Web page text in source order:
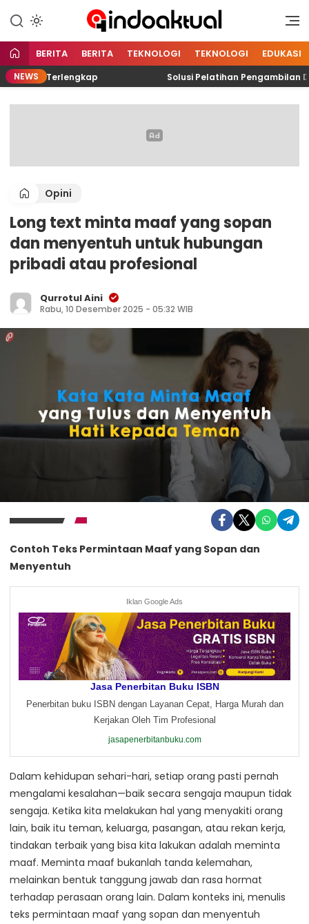
Indoaktual
Indonesia Aktual
BERITA BERITA TEKNOLOGI TEKNOLOGI EDUKASI
NEWS
Terlengkap Solusi Pelatihan Pengambilan Data
Opini
Long text minta maaf yang sopan
dan menyentuh untuk hubungan
pribadi atau profesional
Qurrotul Aini
Rabu, 10 Desember 2025 - 05:32 WIB
Contoh Teks Permintaan Maaf yang Sopan dan
Menyentuh
Iklan Google Ads
Jasa Penerbitan Buku ISBN
Penerbitan buku ISBN dengan Layanan Cepat, Harga Murah dan
Kerjakan Oleh Tim Profesional
jasapenerbitanbuku.com
Dalam kehidupan sehari-hari, setiap orang pasti pernah
mengalami kesalahan—baik secara sengaja maupun tidak
sengaja. Ketika kita melakukan hal yang menyakiti orang
lain, baik itu teman, keluarga, pasangan, atau rekan kerja,
tindakan terbaik yang bisa kita lakukan adalah meminta
maaf. Meminta maaf bukanlah tanda kelemahan,
melainkan bentuk tanggung jawab dan rasa hormat
terhadap perasaan orang lain. Dalam konteks ini, menulis
teks permintaan maaf yang sopan dan menyentuh